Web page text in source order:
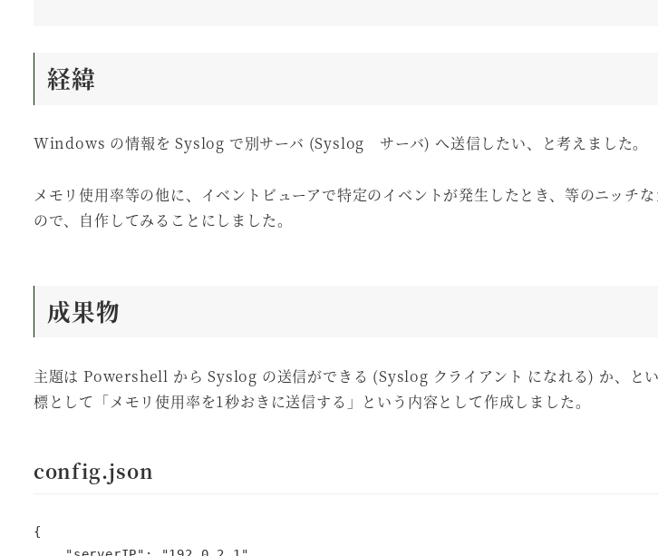
経緯
Windows の情報を Syslog で別サーバ (Syslog サーバ) へ送信したい、と考えました。
メモリ使用率等の他に、イベントビューアで特定のイベントが発生したとき、等のニッチ
ので、自作してみることにしました。
成果物
主題は Powershell から Syslog の送信ができる (Syslog クライアント になれる) か、と
標として「メモリ使用率を1秒おきに送信する」という内容として作成しました。
config.json
{